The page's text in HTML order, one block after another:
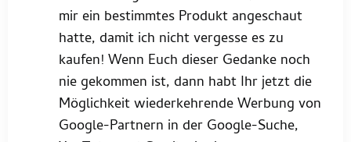
mir ein bestimmtes Produkt angeschaut
hatte, damit ich nicht vergesse es zu
kaufen! Wenn Euch dieser Gedanke noch
nie gekommen ist, dann habt Ihr jetzt die
Möglichkeit wiederkehrende Werbung von
Google-Partnern in der Google-Suche,